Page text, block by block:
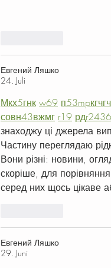
Евгений Ляшко
24. Juli
Мкх5гнк w69 п53mpкгчгч
совн43вжмг r19 рдr2436
знаходжу ці джерела
Частину переглядаю
Вони різні: новини,
скоріше, для
серед них щось цікаве
Евгений Ляшко
29. Juni